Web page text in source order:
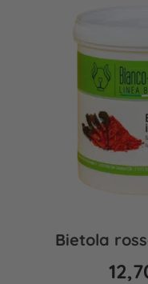
Bietola